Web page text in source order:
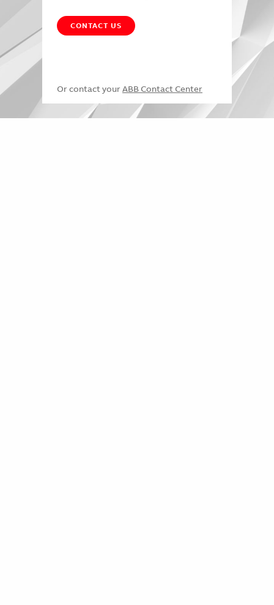
CONTACT US
Or contact your ABB Contact Center